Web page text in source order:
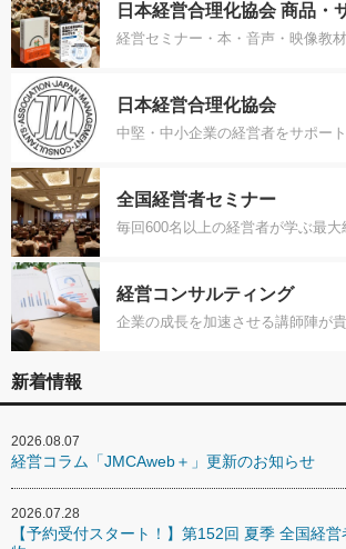
日本経営合理化協会 商品・
経営セミナー・本・音声・映像教
日本経営合理化協会
中堅・中小企業の経営者をサポート
全国経営者セミナー
毎回600名以上の経営者が学ぶ最大
経営コンサルティング
企業の成長を加速させる講師陣が
新着情報
2026.08.07
経営コラム「JMCAweb＋」更新のお知らせ
2026.07.28
【予約受付スタート！】第152回 夏季 全国経